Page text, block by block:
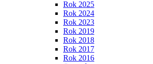
Rok 2025
Rok 2024
Rok 2023
Rok 2019
Rok 2018
Rok 2017
Rok 2016